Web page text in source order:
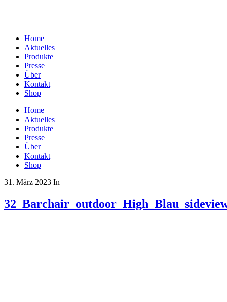
Home
Aktuelles
Produkte
Presse
Über
Kontakt
Shop
Home
Aktuelles
Produkte
Presse
Über
Kontakt
Shop
31. März 2023 In